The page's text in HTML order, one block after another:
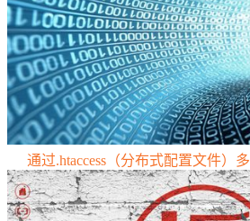
通过.htaccess（分布式配置文件）